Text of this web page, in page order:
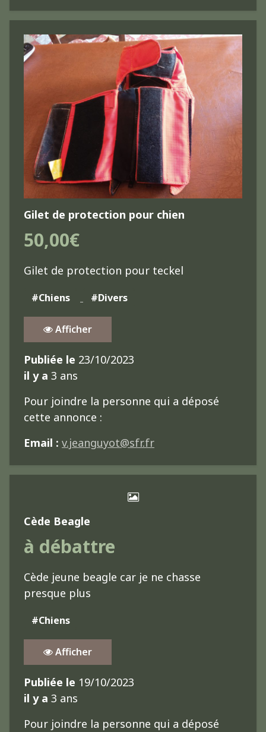
Gilet de protection pour chien
50,00€
Gilet de protection pour teckel
#Chiens #Divers
Afficher
Publiée le 23/10/2023
il y a 3 ans
Pour joindre la personne qui a déposé
cette annonce :
Email : v.jeanguyot@sfr.fr
Cède Beagle
à débattre
Cède jeune beagle car je ne chasse
presque plus
#Chiens
Afficher
Publiée le 19/10/2023
il y a 3 ans
Pour joindre la personne qui a déposé